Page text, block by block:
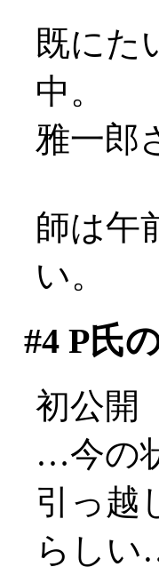
既にた
中。
雅一郎
師は午
い。
#4P氏
初公開
…今の
引っ越
らしい